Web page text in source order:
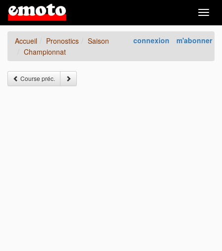
connexion m'abonner
Accueil Pronostics
Saison
Championnat
Course préc.